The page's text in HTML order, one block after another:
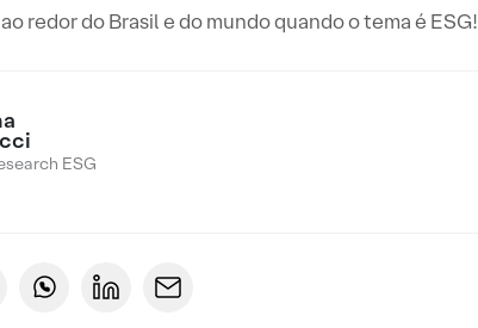
redor do Brasil e do mundo quando o tema é ESG!
ESG